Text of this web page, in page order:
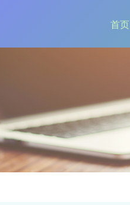
首页